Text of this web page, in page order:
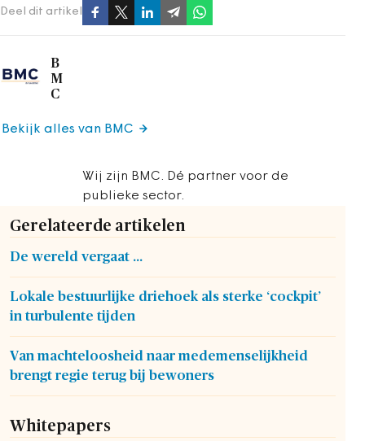
Deel dit artikel
B
M
C
Wij zijn BMC. Dé partner voor de
publieke sector.
Bekijk alles van BMC
Gerelateerde artikelen
De wereld vergaat ...
Lokale bestuurlijke driehoek als sterke ‘cockpit’
in turbulente tijden
Van machteloosheid naar medemenselijkheid
brengt regie terug bij bewoners
Whitepapers